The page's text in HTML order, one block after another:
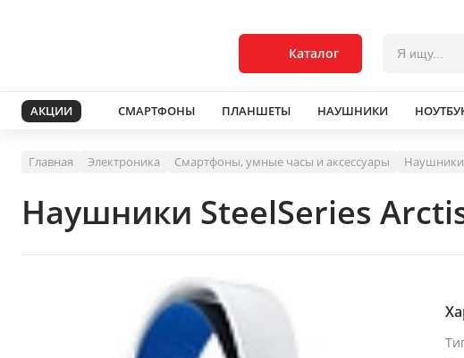
Каталог
АКЦИИ СМАРТФОНЫ ПЛАНШЕТЫ НАУШНИКИ
Главная Электроника Смартфоны, умные часы и аксессуары Наушники
Наушники SteelSeries